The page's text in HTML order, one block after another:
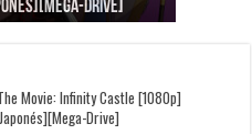
Drive]
Drive]
Drive] Drive]
Drive]
Movie: Infinity Castle [1080p]
Drive]